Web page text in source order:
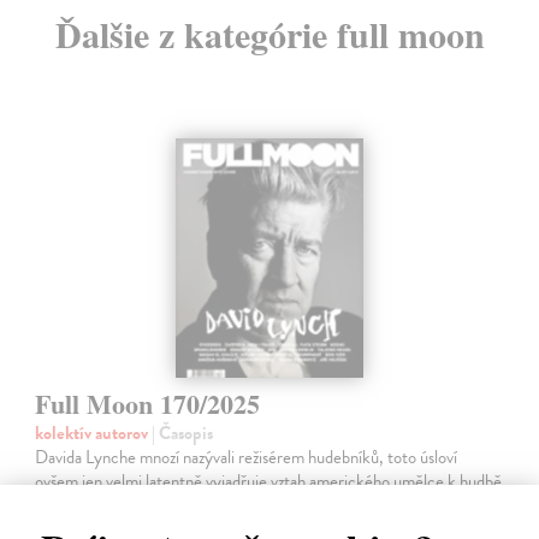
Ďalšie z kategórie full moon
Full Moon 170/2025
kolektív autorov| Časopis
Davida Lynche mnozí nazývali režisérem hudebníků, toto úsloví
ovšem jen velmi latentně vyjadřuje vztah amerického umělce k hudbě
filmových…